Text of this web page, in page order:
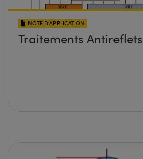
NOTE D’APPLICATION
Traitements